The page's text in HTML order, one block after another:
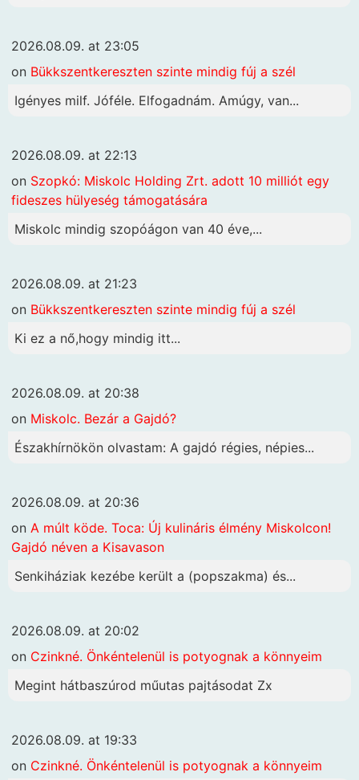
2026.08.09. at 23:05
on Bükkszentkereszten szinte mindig fúj a szél
Igényes milf. Jóféle. Elfogadnám. Amúgy, van...
2026.08.09. at 22:13
on Szopkó: Miskolc Holding Zrt. adott 10 milliót egy
fideszes hülyeség támogatására
Miskolc mindig szopóágon van 40 éve,...
2026.08.09. at 21:23
on Bükkszentkereszten szinte mindig fúj a szél
Ki ez a nő,hogy mindig itt...
2026.08.09. at 20:38
on Miskolc. Bezár a Gajdó?
Északhírnökön olvastam: A gajdó régies, népies...
2026.08.09. at 20:36
on A múlt köde. Toca: Új kulináris élmény Miskolcon!
Gajdó néven a Kisavason
Senkiháziak kezébe került a (popszakma) és...
2026.08.09. at 20:02
on Czinkné. Önkéntelenül is potyognak a könnyeim
Megint hátbaszúrod műutas pajtásodat Zx
2026.08.09. at 19:33
on Czinkné. Önkéntelenül is potyognak a könnyeim